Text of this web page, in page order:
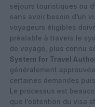
séjours touristiques ou
sans avoir besoin d’un
voyageurs éligibles
préalable à travers le
de voyage, plus connu
System for Travel
généralement
certaines demandes
Le processus est
que l’obtention du visa